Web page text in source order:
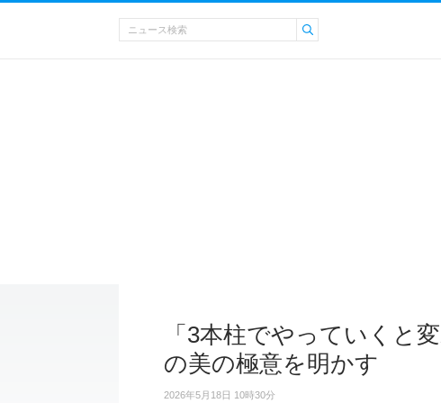
「3本柱でやっていくと
の美の極意を明かす
2026年5月18日 10時30分